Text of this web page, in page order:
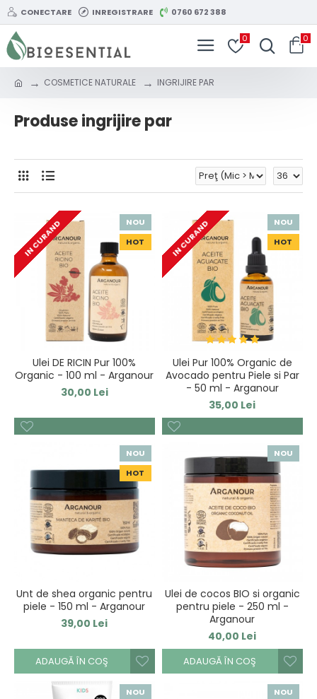
CONECTARE INREGISTRARE 0760 672 388
0 0
COSMETICE NATURALE INGRIJIRE PAR
Produse ingrijire par
NOU
HOT
IN CURAND
Ulei DE RICIN Pur 100%
Organic - 100 ml - Arganour
30,00 Lei
NOU
HOT
IN CURAND
Ulei Pur 100% Organic de
Avocado pentru Piele si Par
- 50 ml - Arganour
35,00 Lei
NOU
HOT
Unt de shea organic pentru
piele - 150 ml - Arganour
39,00 Lei
ADAUGĂ ÎN COŞ
NOU
Ulei de cocos BIO si organic
pentru piele - 250 ml -
Arganour
40,00 Lei
ADAUGĂ ÎN COŞ
NOU
NOU